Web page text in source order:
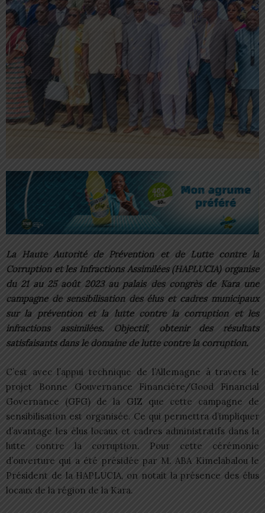
La Haute Autorité de Prévention et de Lutte contre la
Corruption et les Infractions Assimilées (HAPLUCIA) organise
du 21 au 25 août 2023 au palais des congrès de Kara une
campagne de sensibilisation des élus et cadres municipaux
sur la prévention et la lutte contre la corruption et les
infractions assimilées. Objectif, obtenir des résultats
satisfaisants dans le domaine de lutte contre la corruption.
C’est avec l’appui technique de l’Allemagne à travers le
projet Bonne Gouvernance Financière/Good Financial
Governance (GFG) de la GIZ que cette campagne de
sensibilisation est organisée. Ce qui permettra d’impliquer
d’avantage les élus locaux et cadres administratifs dans la
lutte contre la corruption. Pour cette cérémonie
d’ouverture qui a été présidée par M. ABA Kimelabalou le
Président de la HAPLUCIA, on notait la présence des élus
locaux de la région de la Kara.